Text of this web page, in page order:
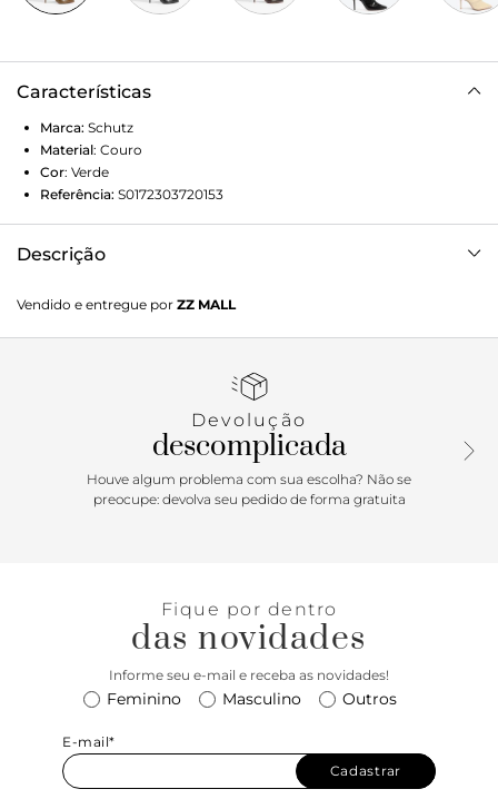
Características
Marca: Schutz
Material: Couro
Cor: Verde
Referência: S0172303720153
Descrição
feminina vai ser seu melhor curinga para produções
poderosas e sofisticadas! O couro com textura croco
construção arredondada de seu cano alto deixa o modelo
personalidade - pense em combinações com vestidos que
vão do mídi ao míni, use com saias no joelho + camisas
amplas para um visual inspirado nas musas do street style
ou aposte em produções monocromáticas para um visual
Vendido e entregue por ZZ MALL
Devolução
descomplicada
Houve algum problema com sua escolha? Não se
preocupe: devolva seu pedido de forma gratuita
Fique por dentro
das novidades
Informe seu e-mail e receba as novidades!
Feminino Masculino Outros
E-mail*
Cadastrar